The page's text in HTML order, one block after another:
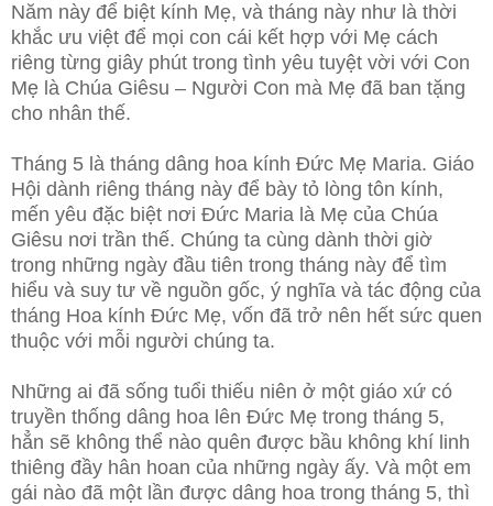
Năm này để biệt kính Mẹ, và tháng này như là thời
khắc ưu việt để mọi con cái kết hợp với Mẹ cách
riêng từng giây phút trong tình yêu tuyệt vời với Con
Mẹ là Chúa Giêsu – Người Con mà Mẹ đã ban tặng
cho nhân thế.
Tháng 5 là tháng dâng hoa kính Đức Mẹ Maria. Giáo
Hội dành riêng tháng này để bày tỏ lòng tôn kính,
mến yêu đặc biệt nơi Đức Maria là Mẹ của Chúa
Giêsu nơi trần thế. Chúng ta cùng dành thời giờ
trong những ngày đầu tiên trong tháng này để tìm
hiểu và suy tư về nguồn gốc, ý nghĩa và tác động của
tháng Hoa kính Đức Mẹ, vốn đã trở nên hết sức quen
thuộc với mỗi người chúng ta.
Những ai đã sống tuổi thiếu niên ở một giáo xứ có
truyền thống dâng hoa lên Đức Mẹ trong tháng 5,
hẳn sẽ không thể nào quên được bầu không khí linh
thiêng đầy hân hoan của những ngày ấy. Và một em
gái nào đã một lần được dâng hoa trong tháng 5, thì